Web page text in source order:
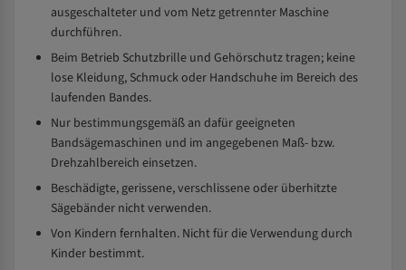
ausgeschalteter und vom Netz getrennter Maschine
durchführen.
Beim Betrieb Schutzbrille und Gehörschutz tragen; keine
lose Kleidung, Schmuck oder Handschuhe im Bereich des
laufenden Bandes.
Nur bestimmungsgemäß an dafür geeigneten
Bandsägemaschinen und im angegebenen Maß- bzw.
Drehzahlbereich einsetzen.
Beschädigte, gerissene, verschlissene oder überhitzte
Sägebänder nicht verwenden.
Von Kindern fernhalten. Nicht für die Verwendung durch
Kinder bestimmt.